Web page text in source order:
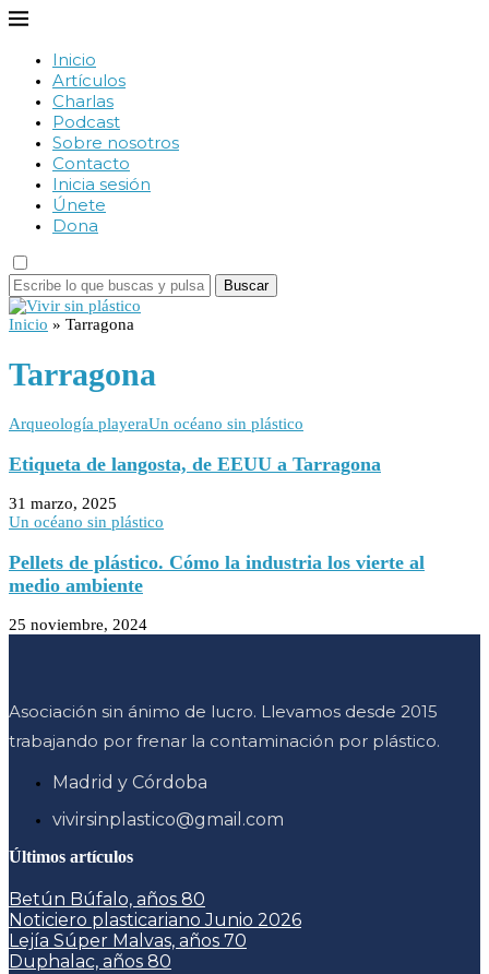
Inicio
Artículos
Charlas
Podcast
Sobre nosotros
Contacto
Inicia sesión
Únete
Dona
Buscar
Inicio » Tarragona
Tarragona
Arqueología playeraUn océano sin plástico
Etiqueta de langosta, de EEUU a Tarragona
31 marzo, 2025
Un océano sin plástico
Pellets de plástico. Cómo la industria los vierte al
medio ambiente
25 noviembre, 2024
Asociación sin ánimo de lucro. Llevamos desde 2015
trabajando por frenar la contaminación por plástico.
Madrid y Córdoba
vivirsinplastico@gmail.com
Últimos artículos
Betún Búfalo, años 80
Noticiero plasticariano Junio 2026
Lejía Súper Malvas, años 70
Duphalac, años 80